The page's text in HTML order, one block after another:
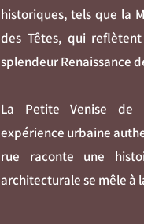
historiques, tels que la
des Têtes, qui
splendeur Renaissance
La Petite Venise de
expérience urbaine
rue raconte une
architecturale se mêle à